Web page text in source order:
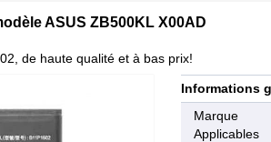
ASUS ZB500KL X00AD
de haute qualité et à bas prix!
Informations
Marque
Applicables